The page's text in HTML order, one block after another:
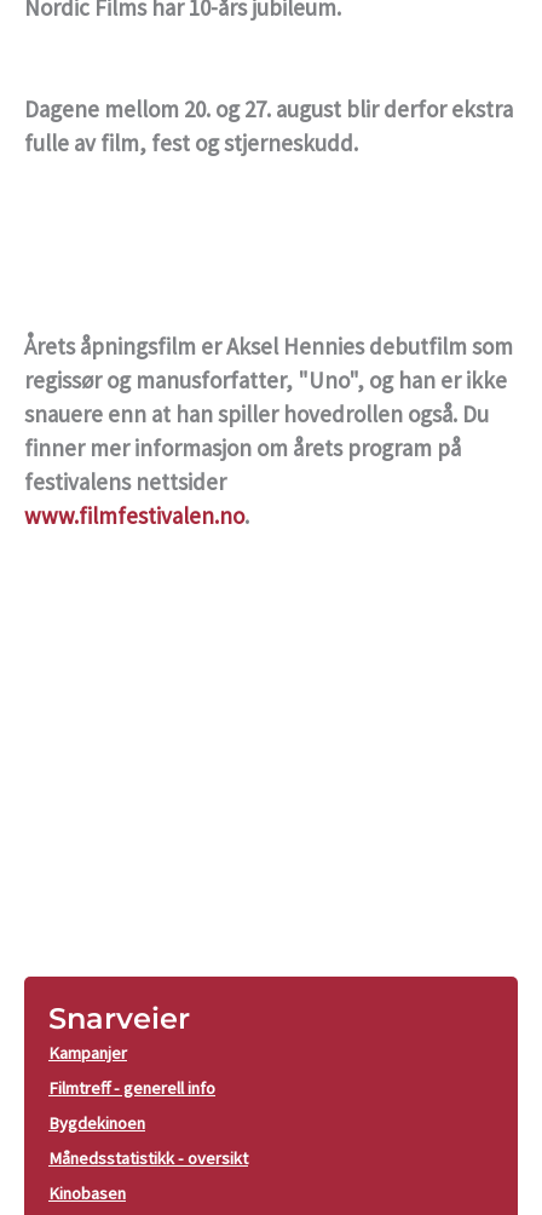
Nordic Films har 10-års jubileum.
Dagene mellom 20. og 27. august blir derfor ekstra
fulle av film, fest og stjerneskudd.
Årets åpningsfilm er Aksel Hennies debutfilm som
regissør og manusforfatter, "Uno", og han er ikke
snauere enn at han spiller hovedrollen også. Du
finner mer informasjon om årets program på
festivalens nettsider
www.filmfestivalen.no.
Snarveier
Kampanjer
Filmtreff - generell info
Bygdekinoen
Månedsstatistikk - oversikt
Kinobasen